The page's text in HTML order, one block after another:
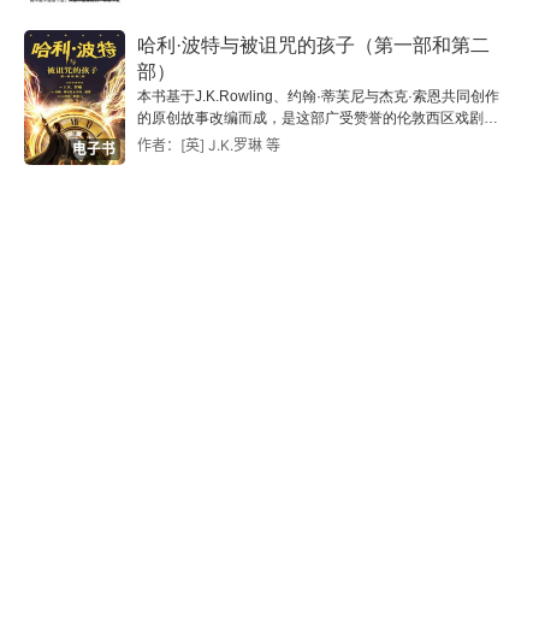
电子书
哈利·波特与被诅咒的孩子（第一部和第二
部）
本书基于J.K.Rowling、约翰·蒂芙尼与杰克·索恩共同创作
的原创故事改编而成，是这部广受赞誉的伦敦西区戏剧作
品的完整剧本。 此版本包含原故事的最终版对话和舞台指
作者：[英] J.K.罗琳 等